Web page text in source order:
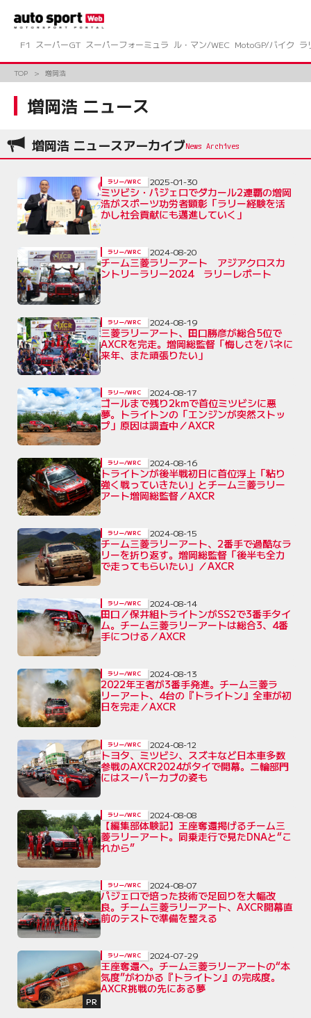
ツ
ス
F1 スーパーGT スーパーフォーミュラ ル・マン/WEC MotoGP/バイク ラ
TOP 増岡浩
増岡浩 ニュース
増岡浩 ニュースアーカイブ
ミツビシ・パジェロでダカール2連覇の増岡
浩がスポーツ功労者顕彰「ラリー経験を活
かし社会貢献にも邁進していく」
ラリー/WRC 2025-01-30
チーム三菱ラリーアート アジアクロスカ
ントリーラリー2024 ラリーレポート
ラリー/WRC 2024-08-20
三菱ラリーアート、田口勝彦が総合5位で
AXCRを完走。増岡総監督「悔しさをバネに
来年、また頑張りたい」
ラリー/WRC 2024-08-19
ゴールまで残り2kmで首位ミツビシに悪
夢。トライトンの「エンジンが突然ストッ
プ」原因は調査中／AXCR
ラリー/WRC 2024-08-17
トライトンが後半戦初日に首位浮上「粘り
強く戦っていきたい」とチーム三菱ラリー
アート増岡総監督／AXCR
ラリー/WRC 2024-08-16
チーム三菱ラリーアート、2番手で過酷なラ
リーを折り返す。増岡総監督「後半も全力
で走ってもらいたい」／AXCR
ラリー/WRC 2024-08-15
田口／保井組トライトンがSS2で3番手タイ
ム。チーム三菱ラリーアートは総合3、4番
手につける／AXCR
ラリー/WRC 2024-08-14
2022年王者が3番手発進。チーム三菱ラ
リーアート、4台の『トライトン』全車が初
日を完走／AXCR
ラリー/WRC 2024-08-13
トヨタ、ミツビシ、スズキなど日本車多数
参戦のAXCR2024がタイで開幕。二輪部門
にはスーパーカブの姿も
ラリー/WRC 2024-08-12
【編集部体験記】王座奪還掲げるチーム三
菱ラリーアート。同乗走行で見たDNAと“こ
れから”
ラリー/WRC 2024-08-08
パジェロで培った技術で足回りを大幅改
良。チーム三菱ラリーアート、AXCR開幕直
前のテストで準備を整える
ラリー/WRC 2024-08-07
PR
王座奪還へ。チーム三菱ラリーアートの“本
気度”がわかる『トライトン』の完成度。
AXCR挑戦の先にある夢
ラリー/WRC 2024-07-29